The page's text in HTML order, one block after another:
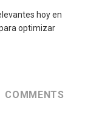
hoy en
optimizar
COMMENTS